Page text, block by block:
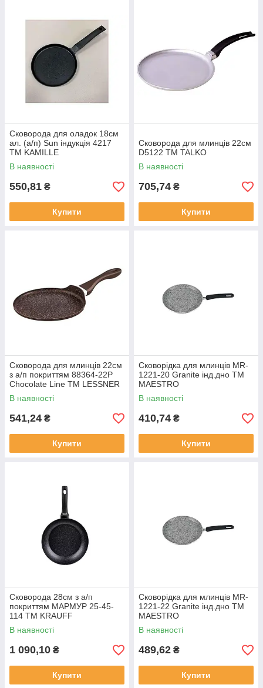
Сковорода для оладок 18см
ал. (а/п) Sun індукція 4217
ТМ KAMILLE
В наявності
550,81 ₴
Купити
Сковорода для млинців 22см
D5122 ТМ TALKO
В наявності
705,74 ₴
Купити
Сковорода для млинців 22см
з а/п покриттям 88364-22P
Chocolate Line ТМ LESSNER
В наявності
541,24 ₴
Купити
Сковорідка для млинців MR-
1221-20 Granite інд.дно ТМ
MAESTRO
В наявності
410,74 ₴
Купити
Сковорода 28см з а/п
покриттям МАРМУР 25-45-
114 ТМ KRAUFF
В наявності
1 090,10 ₴
Купити
Сковорідка для млинців MR-
1221-22 Granite інд.дно ТМ
MAESTRO
В наявності
489,62 ₴
Купити